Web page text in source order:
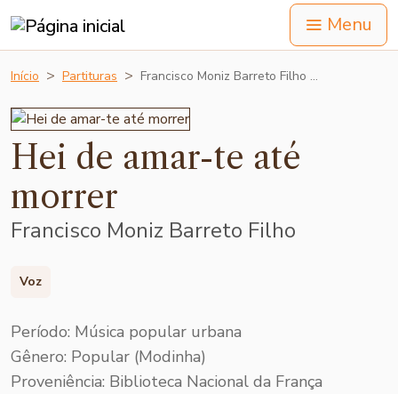
Menu
Início Partituras Francisco Moniz Barreto Filho …
Hei de amar-te até
morrer
Francisco Moniz Barreto Filho
Voz
Período: Música popular urbana
Gênero: Popular (Modinha)
Proveniência: Biblioteca Nacional da França